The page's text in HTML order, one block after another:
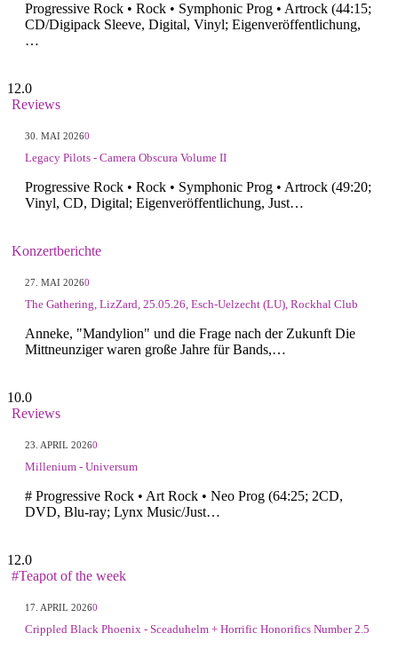
Progressive Rock • Rock • Symphonic Prog • Artrock (44:15;
CD/Digipack Sleeve, Digital, Vinyl; Eigenveröffentlichung,
…
12.0
Reviews
30. MAI 20260
Legacy Pilots - Camera Obscura Volume II
Progressive Rock • Rock • Symphonic Prog • Artrock (49:20;
Vinyl, CD, Digital; Eigenveröffentlichung, Just…
Konzertberichte
27. MAI 20260
The Gathering, LizZard, 25.05.26, Esch-Uelzecht (LU), Rockhal Club
Anneke, "Mandylion" und die Frage nach der Zukunft Die
Mittneunziger waren große Jahre für Bands,…
10.0
Reviews
23. APRIL 20260
Millenium - Universum
# Progressive Rock • Art Rock • Neo Prog (64:25; 2CD,
DVD, Blu-ray; Lynx Music/Just…
12.0
#Teapot of the week
17. APRIL 20260
Crippled Black Phoenix - Sceaduhelm + Horrific Honorifics Number 2.5